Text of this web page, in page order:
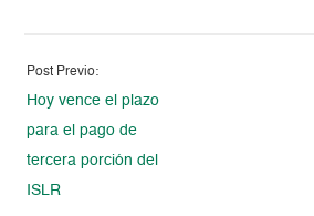
Post Previo:
Hoy vence el plazo
para el pago de
tercera porción del
ISLR